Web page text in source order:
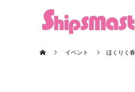
イベント ほくりく